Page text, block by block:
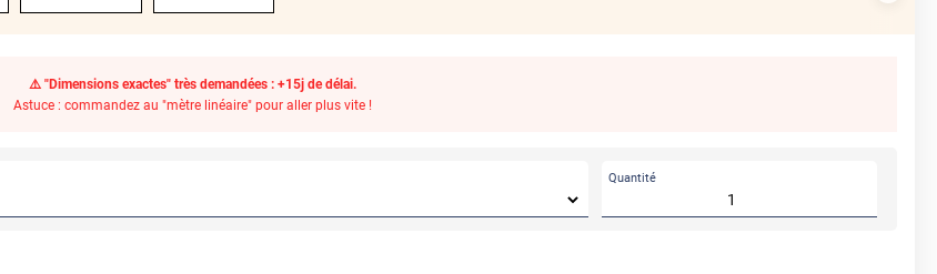
⚠️ "Dimensions exactes" très demandées : +15j de délai.
Astuce : commandez au "mètre linéaire" pour aller plus vite !
Quantité